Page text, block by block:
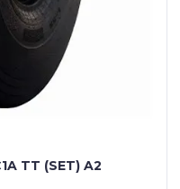
TT (SET) A2